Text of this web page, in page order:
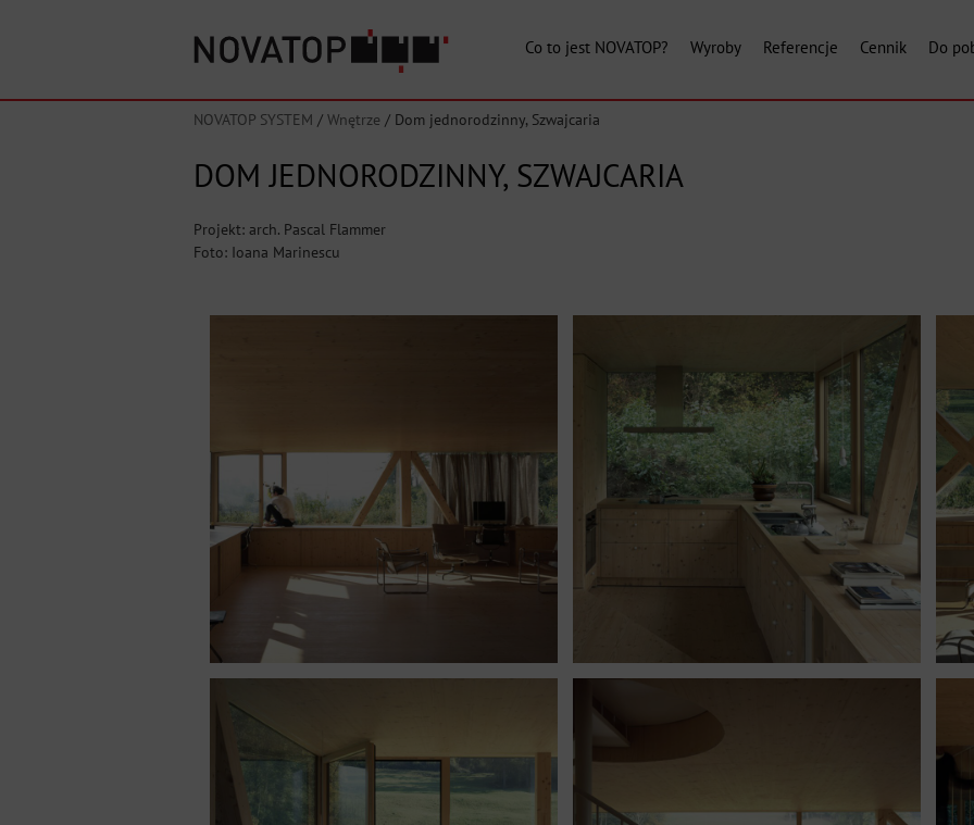
Co to jest NOVATOP? Wyroby Referencje Cennik Do
NOVATOP SYSTEM / Wnętrze / Dom jednorodzinny, Szwajcaria
DOM JEDNORODZINNY, SZWAJCARIA
Projekt: arch. Pascal Flammer
Foto: Ioana Marinescu